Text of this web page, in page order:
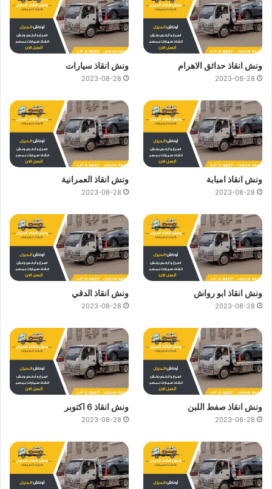
ونش انقاذ حدائق الاهرام
2023-08-28
ونش انقاذ سيارات
2023-08-28
ونش انقاذ امبابة
2023-08-28
ونش انقاذ العمرانية
2023-08-28
ونش انقاذ ابو رواش
2023-08-28
ونش انقاذ الدقي
2023-08-28
ونش انقاذ صفط اللبن
2023-08-28
ونش انقاذ 6 اكتوبر
2023-08-28